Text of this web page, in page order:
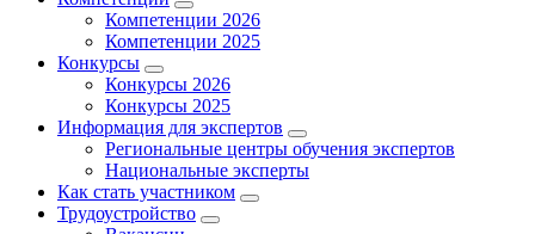
Компетенции 2026
Компетенции 2025
Конкурсы
Конкурсы 2026
Конкурсы 2025
Информация для экспертов
Региональные центры обучения экспертов
Национальные эксперты
Как стать участником
Трудоустройство